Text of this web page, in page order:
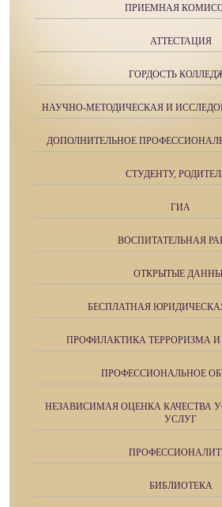
ПРИЕМНАЯ
АТТЕСТАЦИЯ
ГОРДОСТЬ
НАУЧНО-МЕТОДИЧЕСКАЯ И
ДОПОЛНИТЕЛЬНОЕ
СТУДЕНТУ,
ГИА
ВОСПИТАТЕЛЬНАЯ
ОТКРЫТЫЕ
БЕСПЛАТНАЯ
ПРОФИЛАКТИКА ТЕРРОРИЗМА
ПРОФЕССИОНАЛЬНОЕ
НЕЗАВИСИМАЯ ОЦЕНКА КАЧЕСТВА
УСЛУГ
БИБЛИОТЕКА